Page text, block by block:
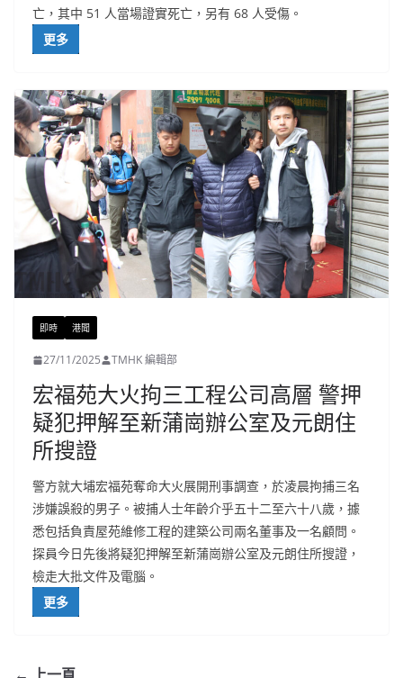
亡，其中 51 人當場證實死亡，另有 68 人受傷。
更多
即時 港聞
27/11/2025 TMHK 編輯部
宏福苑大火拘三工程公司高層 警押
疑犯押解至新蒲崗辦公室及元朗住
所搜證
警方就大埔宏福苑奪命大火展開刑事調查，於凌晨拘捕三名
涉嫌誤殺的男子。被捕人士年齡介乎五十二至六十八歲，據
悉包括負責屋苑維修工程的建築公司兩名董事及一名顧問。
探員今日先後將疑犯押解至新蒲崗辦公室及元朗住所搜證，
檢走大批文件及電腦。
更多